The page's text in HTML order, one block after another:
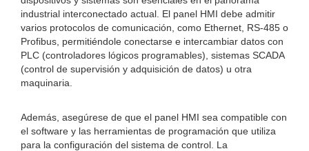
industrial interconectado actual. El panel HMI debe admitir
varios protocolos de comunicación, como Ethernet, RS-485 o
Profibus, permitiéndole conectarse e intercambiar datos con
PLC (controladores lógicos programables), sistemas SCADA
(control de supervisión y adquisición de datos) u otra
maquinaria.
Además, asegúrese de que el panel HMI sea compatible con
el software y las herramientas de programación que utiliza
para la configuración del sistema de control. La